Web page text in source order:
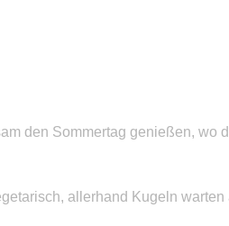
den Sommertag genießen, wo
allerhand Kugeln warten